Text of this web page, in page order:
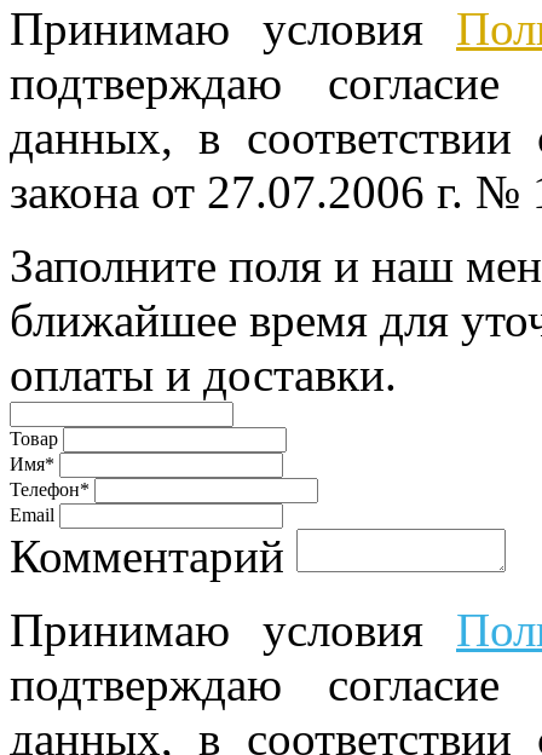
Принимаю условия
подтверждаю
данных, в
закона от 27.07.2006 г.
Заполните поля и наш
ближайшее время для
оплаты и доставки.
Товар
Имя*
Телефон*
Email
Комментарий
Принимаю условия
подтверждаю
данных, в